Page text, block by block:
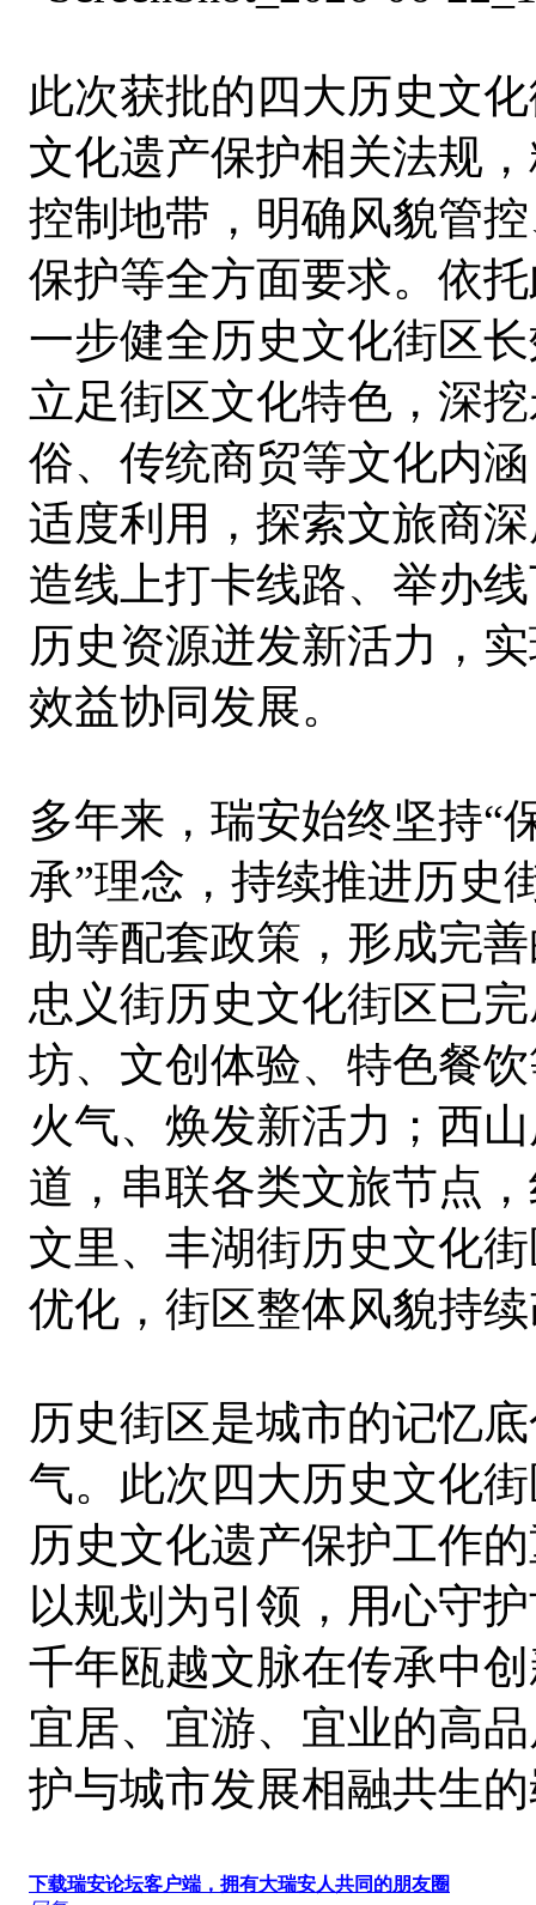
此次获批的四大历史文
文化遗产保护相关法规
控制地带，明确风貌管
保护等全方面要求。依
一步健全历史文化街区
立足街区文化特色，深
俗、传统商贸等文化内
适度利用，探索文旅商
造线上打卡线路、举办
历史资源迸发新活力，
效益协同发展。
多年来，瑞安始终坚持“
承”理念，持续推进历史
助等配套政策，形成完
忠义街历史文化街区已
坊、文创体验、特色餐
火气、焕发新活力；西
道，串联各类文旅节点
文里、丰湖街历史文化
优化，街区整体风貌持
历史街区是城市的记忆
气。此次四大历史文化
历史文化遗产保护工作
以规划为引领，用心守
千年瓯越文脉在传承中
宜居、宜游、宜业的高
护与城市发展相融共生
下载瑞安论坛客户端，拥有大瑞安人共同的朋友圈